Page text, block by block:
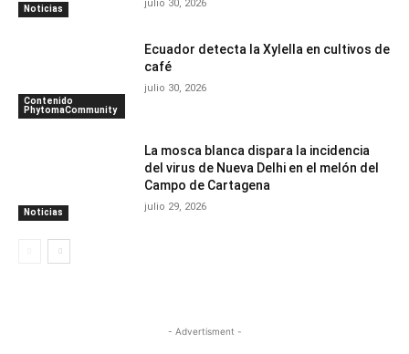
Noticias julio 30, 2026
Contenido
PhytomaCommunity
Ecuador detecta la Xylella en cultivos de
café
julio 30, 2026
Noticias
La mosca blanca dispara la incidencia
del virus de Nueva Delhi en el melón del
Campo de Cartagena
julio 29, 2026
- Advertisment -